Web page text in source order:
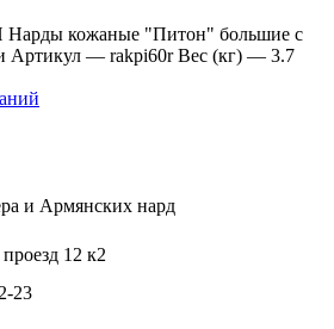
кожаные "Питон" большие с
Артикул — rakpi60r Вес (кг) — 3.7
и Армянских нард
12 к2
23